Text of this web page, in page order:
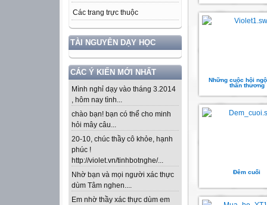
Các trang trực thuộc
TÀI NGUYÊN DẠY HỌC
CÁC Ý KIẾN MỚI NHẤT
Mình nghỉ dạy vào tháng 3.2014
, hôm nay tình...
chào bạn! bạn có thể cho minh
hỏi mây câu...
20-10, chúc thầy cô khỏe, hạnh
phúc !
http://violet.vn/tinhbotnghe/...
Nhờ bạn và mọi người xác thực
dùm Tâm nghen....
Em nhờ thầy xác thực dùm em
Những cuộc hội
thân thương
Đêm cuối